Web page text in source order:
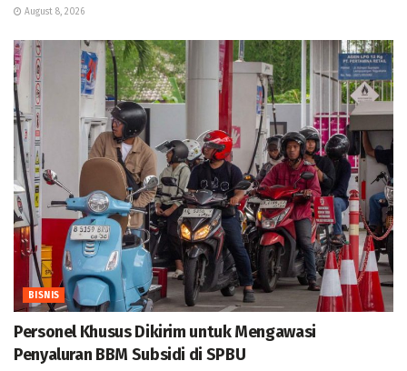
August 8, 2026
BISNIS
Personel Khusus Dikirim untuk Mengawasi
Penyaluran BBM Subsidi di SPBU